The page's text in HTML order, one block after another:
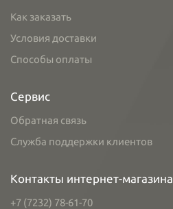
Как заказать
Условия доставки
Способы оплаты
Сервис
Обратная связь
Служба поддержки клиентов
Контакты интернет-магазина
+7 (7232) 78-61-70